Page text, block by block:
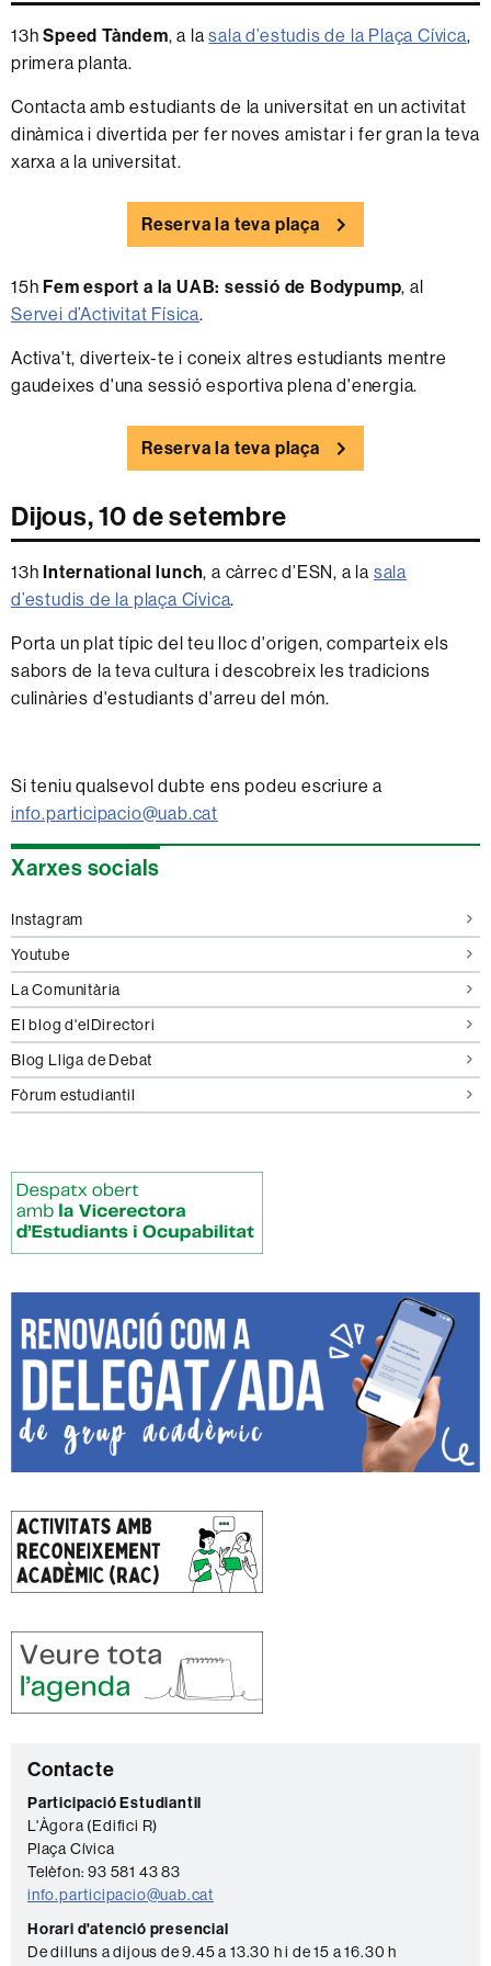
13hSpeed Tàndem, a lasala d’estudis de la Plaça Cívica,
primera planta.
Contacta amb estudiants de la universitat en un activitat
dinàmica i divertida per fer noves amistar i fer gran la teva
xarxa a la universitat.
Reserva la teva plaça
15h Fem esport a la UAB: sessió de Bodypump, al
Servei d’Activitat Física.
Activa't, diverteix-te i coneix altres estudiants mentre
gaudeixes d'una sessió esportiva plena d'energia.
Reserva la teva plaça
Dijous, 10 de setembre
13h International lunch, a càrrec d’ESN, a la sala
d’estudis de la plaça Cívica.
Porta un plat típic del teu lloc d'origen, comparteix els
sabors de la teva cultura i descobreix les tradicions
culinàries d'estudiants d'arreu del món.
Si teniu qualsevol dubte ens podeu escriure a
info.participacio@uab.cat
Informació
Xarxes socials
Instagram
Youtube
La Comunitària
El blog d'elDirectori
Blog Lliga de Debat
Fòrum estudiantil
C
o
n
t
a
c
Contacte
Participació Estudiantil
L'Àgora (Edifici R)
Plaça Cívica
Telèfon: 93 581 43 83
info.participacio@uab.cat
Horari d'atenció presencial
De dilluns a dijous de 9.45 a 13.30 h i de 15 a 16.30 h